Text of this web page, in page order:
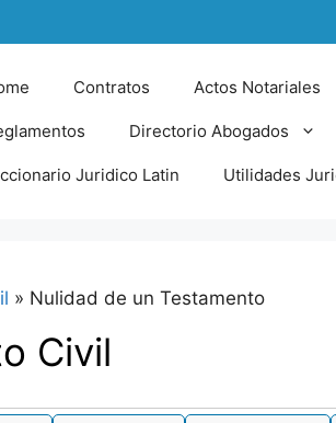
Contratos Actos Notariales
Directorio Abogados
Juridico Latin Utilidades
» Nulidad de un Testamento
Civil